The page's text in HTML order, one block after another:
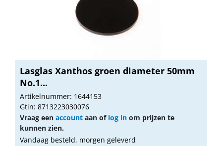
Lasglas Xanthos groen diameter 50mm
No.1...
Artikelnummer: 1644153
Gtin: 8713223030076
Vraag een account aan of log in om prijzen te
kunnen zien.
Vandaag besteld, morgen geleverd